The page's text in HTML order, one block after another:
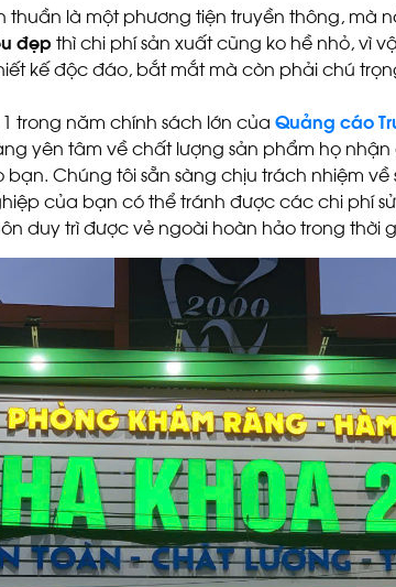
thuần là một phương tiện truyền thông, mà
đẹpthì chi phí sản xuất cũng ko hề nhỏ, vì
kế độc đáo, bắt mắt mà còn phải chú
trong năm chính sách lớn của Quảng cáo
yên tâm về chất lượng sản phẩm họ
Chúng tôi sẵn sàng chịu trách nhiệm
của bạn có thể tránh được các chi phí
duy trì được vẻ ngoài hoàn hảo trong thời